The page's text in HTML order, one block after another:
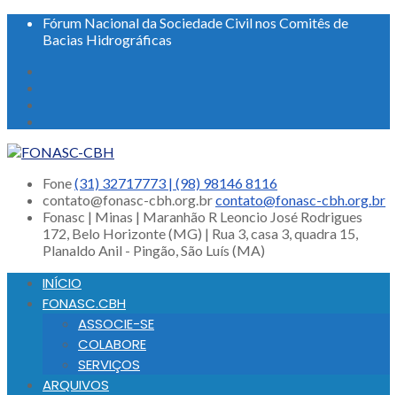
Fórum Nacional da Sociedade Civil nos Comitês de
Bacias Hidrográficas
Fone(31) 32717773 | (98) 98146 8116
contato@fonasc-cbh.org.brcontato@fonasc-cbh.org.br
Fonasc | Minas | Maranhão R Leoncio José Rodrigues
172, Belo Horizonte (MG) | Rua 3, casa 3, quadra 15,
Planaldo Anil - Pingão, São Luís (MA)
INÍCIO
FONASC.CBH
ASSOCIE-SE
COLABORE
SERVIÇOS
ARQUIVOS